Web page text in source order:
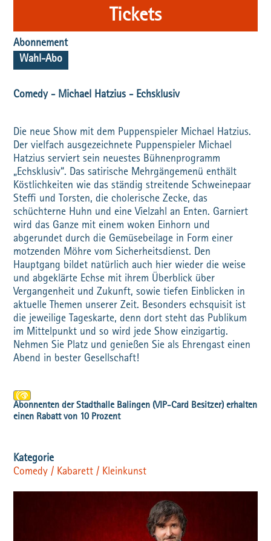
Tickets
Abonnement
Wahl-Abo
Comedy - Michael Hatzius - Echsklusiv
Die neue Show mit dem Puppenspieler Michael Hatzius.
Der vielfach ausgezeichnete Puppenspieler Michael
Hatzius serviert sein neuestes Bühnenprogramm
„Echsklusiv“. Das satirische Mehrgängemenü enthält
Köstlichkeiten wie das ständig streitende Schweinepaar
Steffi und Torsten, die cholerische Zecke, das
schüchterne Huhn und eine Vielzahl an Enten. Garniert
wird das Ganze mit einem woken Einhorn und
abgerundet durch die Gemüsebeilage in Form einer
motzenden Möhre vom Sicherheitsdienst. Den
Hauptgang bildet natürlich auch hier wieder die weise
und abgeklärte Echse mit ihrem Überblick über
Vergangenheit und Zukunft, sowie tiefen Einblicken in
aktuelle Themen unserer Zeit. Besonders echsquisit ist
die jeweilige Tageskarte, denn dort steht das Publikum
im Mittelpunkt und so wird jede Show einzigartig.
Nehmen Sie Platz und genießen Sie als Ehrengast einen
Abend in bester Gesellschaft!
Comedy / Kabarett / Kleinkunst